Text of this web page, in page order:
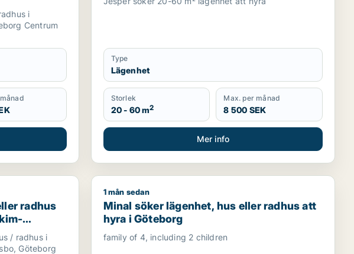
i
Centrum
Type
Lägenhet
Storlek
20 - 60 m2
Max. per månad
8 500 SEK
Mer info
Härlanda m.fl.
att hyra i Göteborg Västra, Askim-Frölunda-Högsbo eller Göteborg
radhus
Centrum
/ radhus i
Göteborg
Minal söker lägenhet, hus eller radhus att hyra i
1 mån sedan
Minal söker lägenhet, hus eller radhus att
hyra i Göteborg
family of 4, including 2 children